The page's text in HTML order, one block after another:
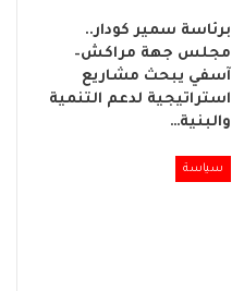
برئاسة سمير كودار..
مجلس جهة مراكش–
آسفي يبحث مشاريع
استراتيجية لدعم التنمية
والبنية…
سياسة